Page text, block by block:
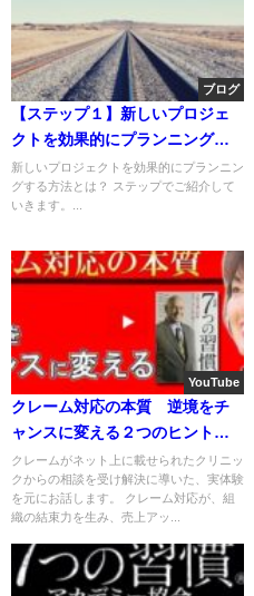
ブログ
【ステップ１】新しいプロジェ
クトを効果的にプランニングす
る方法
新しいプロジェクトを効果的にプランニン
グする方法とは？ ステップでご紹介して
いきます。...
YouTube
クレーム対応の本質 逆境をチ
ャンスに変える２つのヒントと
は！？
クレームがネット上に載せられたクリニッ
クからの相談を受け解決に導いた、実体験
を元にお話します。 クレーム対応が、組
織の結束力を生み、売上アッ...